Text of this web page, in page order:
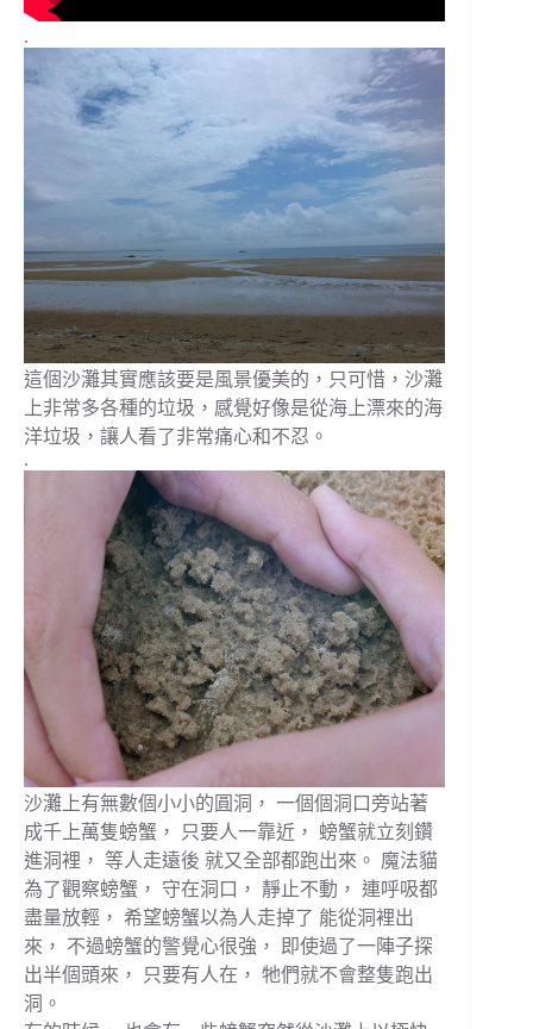
.
這個沙灘其實應該要是風景優美的，只可惜，沙灘
上非常多各種的垃圾，感覺好像是從海上漂來的海
洋垃圾，讓人看了非常痛心和不忍。
.
沙灘上有無數個小小的圓洞， 一個個洞口旁站著
成千上萬隻螃蟹， 只要人一靠近， 螃蟹就立刻鑽
進洞裡， 等人走遠後 就又全部都跑出來。 魔法貓
為了觀察螃蟹， 守在洞口， 靜止不動， 連呼吸都
盡量放輕， 希望螃蟹以為人走掉了 能從洞裡出
來， 不過螃蟹的警覺心很強， 即使過了一陣子探
出半個頭來， 只要有人在， 牠們就不會整隻跑出
洞。